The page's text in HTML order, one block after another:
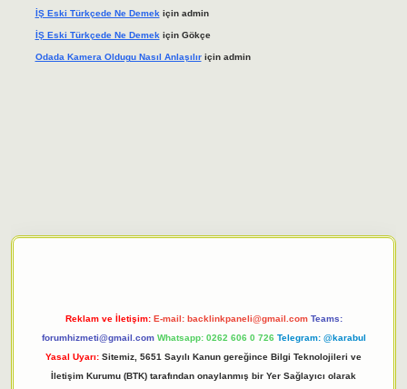
İŞ Eski Türkçede Ne Demekiçin admin
İŞ Eski Türkçede Ne Demek için Gökçe
Odada Kamera Oldugu Nasıl Anlaşılıriçin admin
Reklam ve İletişim: E-mail: backlinkpaneli@gmail.com Teams:
forumhizmeti@gmail.com Whatsapp: 0262 606 0 726 Telegram: @karabul
Yasal Uyarı: Sitemiz, 5651 Sayılı Kanun gereğince Bilgi Teknolojileri ve
İletişim Kurumu (BTK) tarafından onaylanmış bir Yer Sağlayıcı olarak